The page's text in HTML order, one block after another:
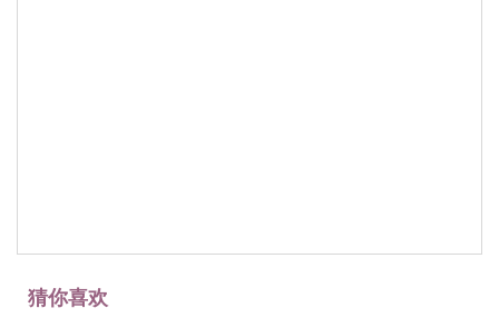
猜你喜欢